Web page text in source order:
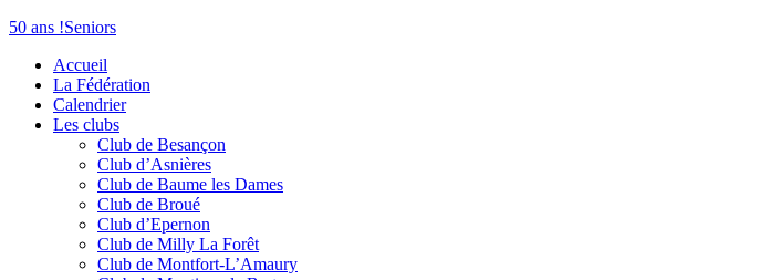
50 ans !Seniors
Accueil
La Fédération
Calendrier
Les clubs
Club de Besançon
Club d’Asnières
Club de Baume les Dames
Club de Broué
Club d’Epernon
Club de Milly La Forêt
Club de Montfort-L’Amaury